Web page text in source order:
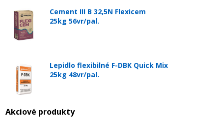
Cement III B 32,5N Flexicem
25kg 56vr/pal.
Lepidlo flexibilné F-DBK Quick Mix
25kg 48vr/pal.
Akciové produkty